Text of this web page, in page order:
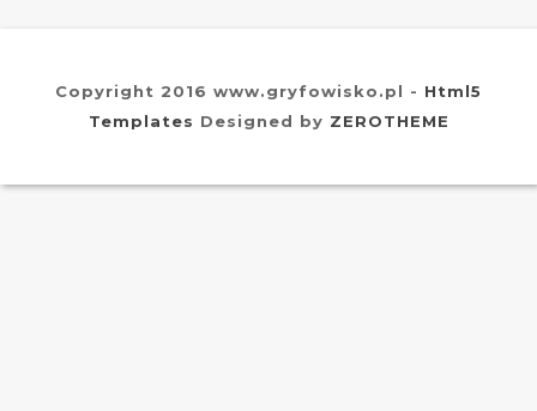
Copyright 2016 www.gryfowisko.pl - Html5
Templates Designed by ZEROTHEME